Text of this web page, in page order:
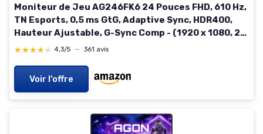
Moniteur de Jeu AG246FK6 24 Pouces FHD, 610 Hz,
TN Esports, 0,5 ms GtG, Adaptive Sync, HDR400,
Hauteur Ajustable, G-Sync Comp - (1920 x 1080, 2
Ports HDMI 2.1, DP 1 Port USB 1.4) Noir/Gris 24" FHD
★★★★★
★★★★★ 4,3/5 — 361 avis
Voir l'offre